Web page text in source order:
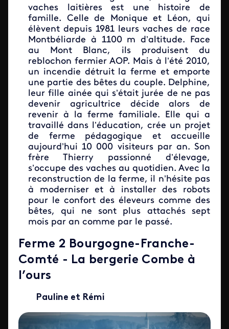
vaches laitières est une histoire de
famille. Celle de Monique et Léon, qui
élèvent depuis 1981 leurs vaches de race
Montbéliarde à 1100 m d’altitude. Face
au Mont Blanc, ils produisent du
reblochon fermier AOP. Mais à l’été 2010,
un incendie détruit la ferme et emporte
une partie des bêtes du couple. Delphine,
leur fille ainée qui s’était jurée de ne pas
devenir agricultrice décide alors de
revenir à la ferme familiale. Elle qui a
travaillé dans l’éducation, crée un projet
de ferme pédagogique et accueille
aujourd’hui 10 000 visiteurs par an. Son
frère Thierry passionné d’élevage,
s’occupe des vaches au quotidien. Avec la
reconstruction de la ferme, il n’hésite pas
à moderniser et à installer des robots
pour le confort des éleveurs comme des
bêtes, qui ne sont plus attachés sept
mois par an comme par le passé.
Ferme 2 Bourgogne-Franche-
Comté - La bergerie Combe à
l’ours
Pauline et Rémi